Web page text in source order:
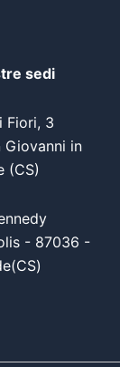
sedi
Fiori, 3
Giovanni in
(CS)
- 87036 -